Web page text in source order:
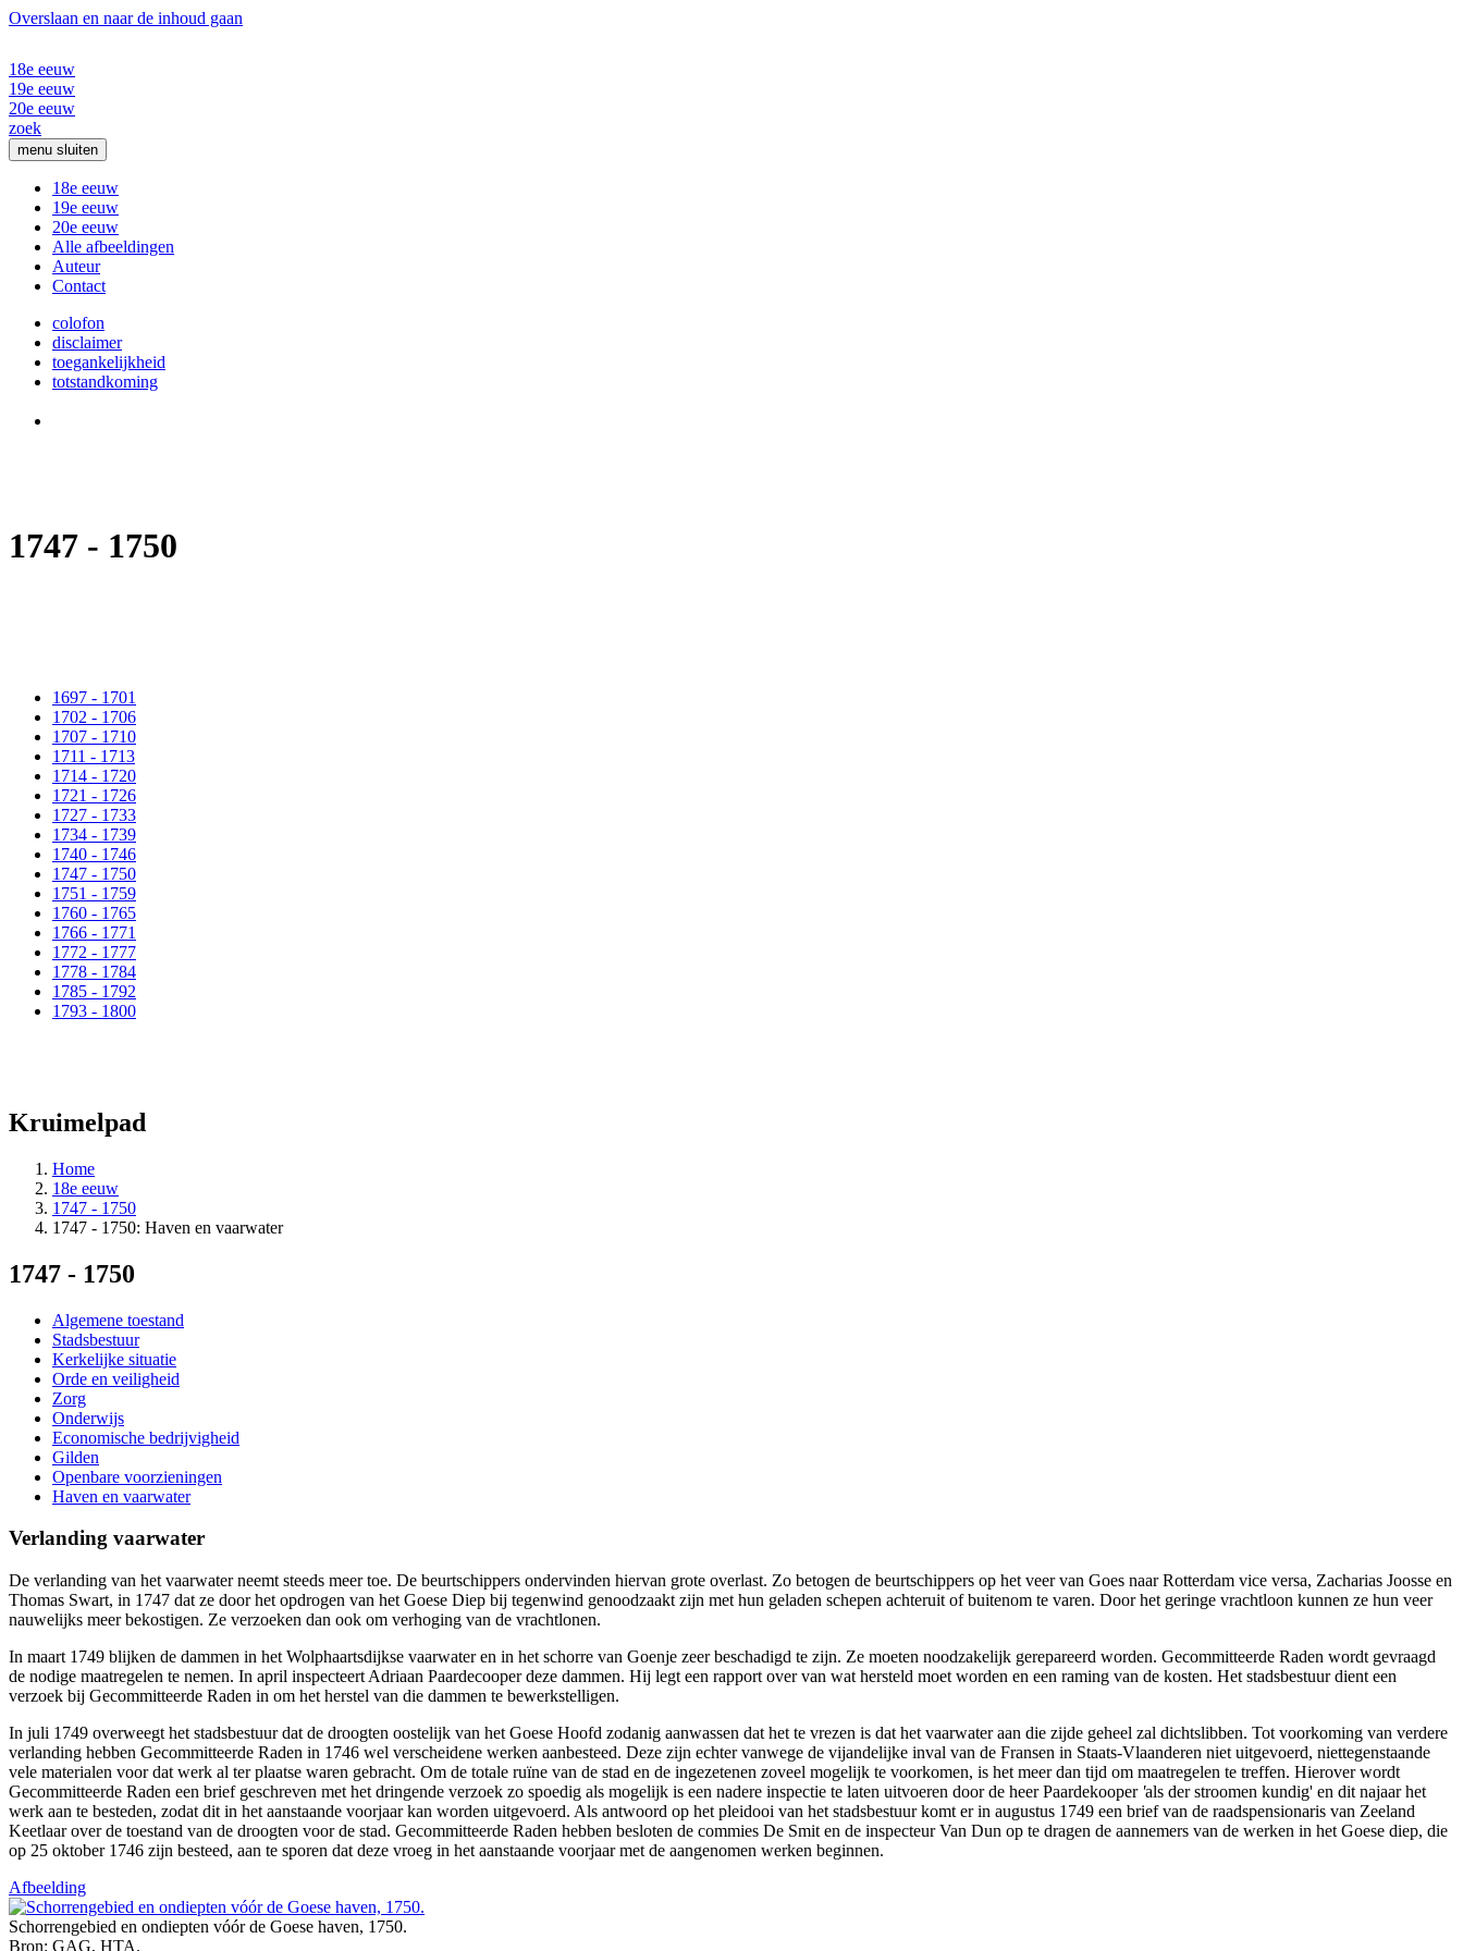
Overslaan en naar de inhoud gaan
18e eeuw
19e eeuw
20e eeuw
zoek
menu sluiten
18e eeuw
19e eeuw
20e eeuw
Alle afbeeldingen
Auteur
Contact
colofon
disclaimer
toegankelijkheid
totstandkoming
1747 - 1750
1697 - 1701
1702 - 1706
1707 - 1710
1711 - 1713
1714 - 1720
1721 - 1726
1727 - 1733
1734 - 1739
1740 - 1746
1747 - 1750
1751 - 1759
1760 - 1765
1766 - 1771
1772 - 1777
1778 - 1784
1785 - 1792
1793 - 1800
Kruimelpad
Home
18e eeuw
1747 - 1750
1747 - 1750: Haven en vaarwater
1747 - 1750
Algemene toestand
Stadsbestuur
Kerkelijke situatie
Orde en veiligheid
Zorg
Onderwijs
Economische bedrijvigheid
Gilden
Openbare voorzieningen
Haven en vaarwater
Verlanding vaarwater
De verlanding van het vaarwater neemt steeds meer toe. De beurtschippers ondervinden hiervan grote overlast. Zo betogen de beurtschippers op het veer van Goes naar Rotterdam vice versa, Zacharias Joosse en
Thomas Swart, in 1747 dat ze door het opdrogen van het Goese Diep bij tegenwind genoodzaakt zijn met hun geladen schepen achteruit of buitenom te varen. Door het geringe vrachtloon kunnen ze hun veer
nauwelijks meer bekostigen. Ze verzoeken dan ook om verhoging van de vrachtlonen.
In maart 1749 blijken de dammen in het Wolphaartsdijkse vaarwater en in het schorre van Goenje zeer beschadigd te zijn. Ze moeten noodzakelijk gerepareerd worden. Gecommitteerde Raden wordt gevraagd
de nodige maatregelen te nemen. In april inspecteert Adriaan Paardecooper deze dammen. Hij legt een rapport over van wat hersteld moet worden en een raming van de kosten. Het stadsbestuur dient een
verzoek bij Gecommitteerde Raden in om het herstel van die dammen te bewerkstelligen.
In juli 1749 overweegt het stadsbestuur dat de droogten oostelijk van het Goese Hoofd zodanig aanwassen dat het te vrezen is dat het vaarwater aan die zijde geheel zal dichtslibben. Tot voorkoming van verdere
verlanding hebben Gecommitteerde Raden in 1746 wel verscheidene werken aanbesteed. Deze zijn echter vanwege de vijandelijke inval van de Fransen in Staats-Vlaanderen niet uitgevoerd, niettegenstaande
vele materialen voor dat werk al ter plaatse waren gebracht. Om de totale ruïne van de stad en de ingezetenen zoveel mogelijk te voorkomen, is het meer dan tijd om maatregelen te treffen. Hierover wordt
Gecommitteerde Raden een brief geschreven met het dringende verzoek zo spoedig als mogelijk is een nadere inspectie te laten uitvoeren door de heer Paardekooper 'als der stroomen kundig' en dit najaar het
werk aan te besteden, zodat dit in het aanstaande voorjaar kan worden uitgevoerd. Als antwoord op het pleidooi van het stadsbestuur komt er in augustus 1749 een brief van de raadspensionaris van Zeeland
Keetlaar over de toestand van de droogten voor de stad. Gecommitteerde Raden hebben besloten de commies De Smit en de inspecteur Van Dun op te dragen de aannemers van de werken in het Goese diep, die
op 25 oktober 1746 zijn besteed, aan te sporen dat deze vroeg in het aanstaande voorjaar met de aangenomen werken beginnen.
Afbeelding
Schorrengebied en ondiepten vóór de Goese haven, 1750.
Bron: GAG, HTA.